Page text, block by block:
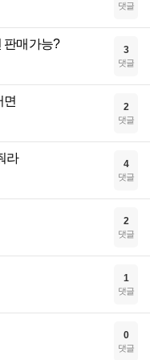
댓글
판매가능? 3
댓글
면 2
댓글
라 4
댓글
2
댓글
1
댓글
0
댓글